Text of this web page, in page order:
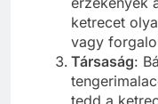
ketrecet
vagy
Társaság: